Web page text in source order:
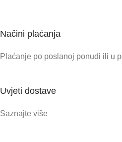
Načini plaćanja
Plaćanje po poslanoj ponudi ili u
Uvjeti dostave
Saznajte više